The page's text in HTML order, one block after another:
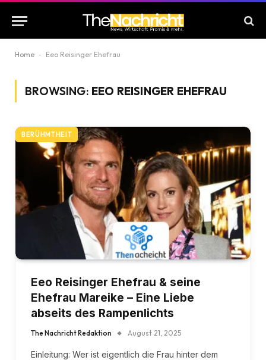
Home - Eeo Reisinger Ehefrau
BROWSING: EEO REISINGER EHEFRAU
BERÜHMTHEIT
Eeo Reisinger Ehefrau & seine
Ehefrau Mareike – Eine Liebe
abseits des Rampenlichts
The Nachricht Redaktion August 21, 2025
Einleitung: Wer ist eigentlich die Frau hinter dem